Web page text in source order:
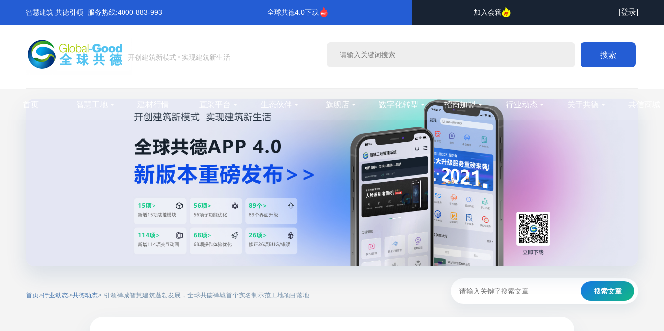
智慧建筑 共德引领 服务热线:4000-883-993 全球共德4.0下载 加入会籍 [登录]
开创建筑新模式 实现建筑新生活 搜索
首页 智慧工地 建材行情 直采平台 生态伙伴 旗舰店 数字化转型 招商加盟 行业动态 关于共德 共信商城
首页>行业动态>共德动态> 引领禅城智慧建筑蓬勃发展，全球共德禅城首个实名制示范工地项目落地
搜索文章